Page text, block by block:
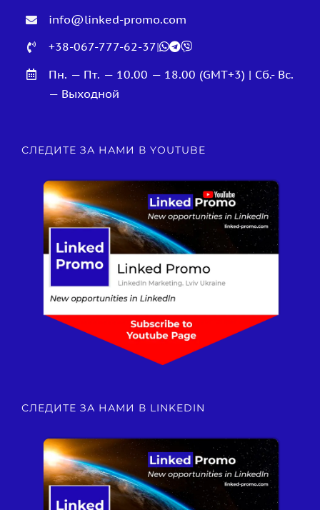
info@linked-promo.com
+38-067-777-62-37|
Пн. — Пт. — 10.00 — 18.00 (GMT+3) | Сб.- Вс.
— Выходной
СЛЕДИТЕ ЗА НАМИ В YOUTUBE
СЛЕДИТЕ ЗА НАМИ В LINKEDIN